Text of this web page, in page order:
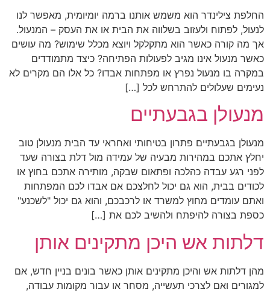
החלפת צילינדר הוא משמש אותנו ברמה יומיומית, מאפשר לנו
לנעול, לפתוח ולעזוב בשלווה את הבית או את העסק – המנעול.
אך מה קורה כאשר הוא מתקלקל ויוצא מכלל שימוש? מה עושים
כאשר מנעול אינו מגיב לפעולות הפתיחה? כיצד מתמודדים
במקרה בו מנעול נפרץ או מפתחות אבדו? כל אלו הם מקרים לא
נעימים שעלולים להתרחש לכל […]
מנעולן בגבעתיים
מנעולן בגבעתיים פתרון בטיחותי ואחראי עד הבית מנעולן טוב
יחלץ אתכם במהירות מבעיה של עמידה מול דלת בצורה שעד
לפני רגע עבדה כהלכה ופתאום שבקה, מותירה אתכם בחוץ או
לכודים בבית, הוא גם יכול לחלצכם אם אבדו לכם המפתחות
ואתם עומדים מחוץ למשרד או לרכבכם, והוא גם יכול "לשכנע"
כספת בצורה להיפתח ולהשיב לכם את […]
דלתות אש היכן מתקינים אותן
מהן דלתות אש והיכן מתקינים אותן כאשר בונים בניין חדש, אם
למגורים ואם לצרכי תעשייה, מסחר או עבור מקומות עבודה,